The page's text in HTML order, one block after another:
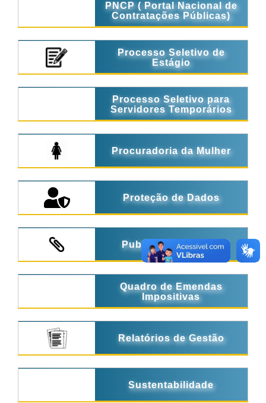
PNCP ( Portal Nacional de
Contratações Públicas)
Processo Seletivo de
Estágio
Processo Seletivo para
Servidores Temporários
Procuradoria da Mulher
Proteção de Dados
Publicações Legais
Quadro de Emendas
Impositivas
Relatórios de Gestão
Sustentabilidade